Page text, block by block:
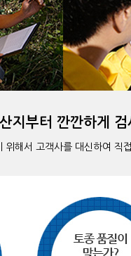
산지부터 깐깐하게
위해서 고객사를 대신하여